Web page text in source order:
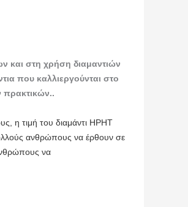
και στη χρήση διαμαντιών
που καλλιεργούνται στο
πρακτικών..
η τιμή του διαμάντι HPHT
ανθρώπους να έρθουν σε
να